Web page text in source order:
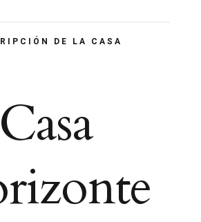
DE LA CASA
Casa